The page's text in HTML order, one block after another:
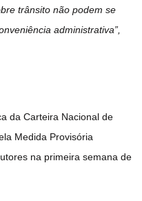
trânsito não podem se
administrativa”,
da Carteira Nacional de
Medida Provisória
na primeira semana de